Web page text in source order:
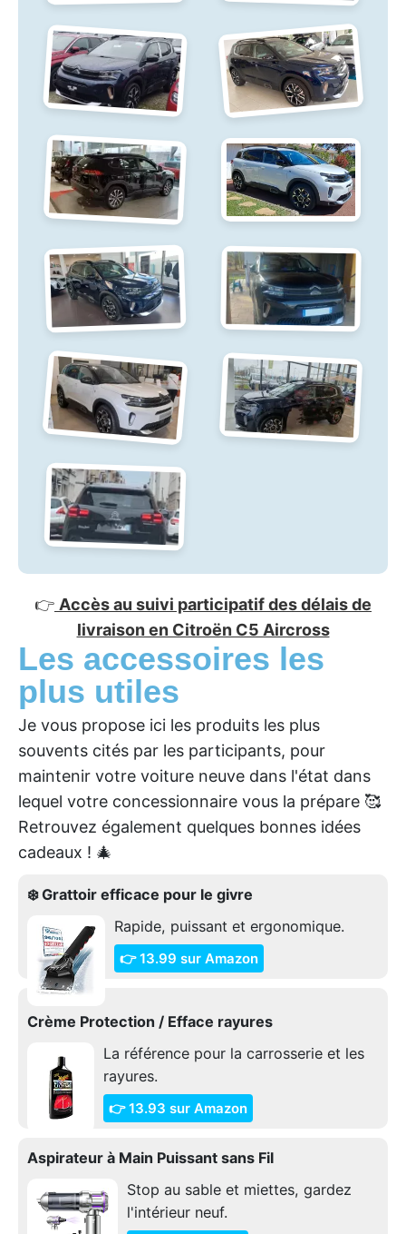
👉 Accès au suivi participatif des délais de
livraison en Citroën C5 Aircross
Les accessoires les
plus utiles
Je vous propose ici les produits les plus
souvents cités par les participants, pour
maintenir votre voiture neuve dans l'état dans
lequel votre concessionnaire vous la prépare 🥰
Retrouvez également quelques bonnes idées
cadeaux ! 🎄
❄️ Grattoir efficace pour le givre
Rapide, puissant et ergonomique.
👉 13.99 sur Amazon
Crème Protection / Efface rayures
La référence pour la carrosserie et les
rayures.
👉 13.93 sur Amazon
Aspirateur à Main Puissant sans Fil
Stop au sable et miettes, gardez
l'intérieur neuf.